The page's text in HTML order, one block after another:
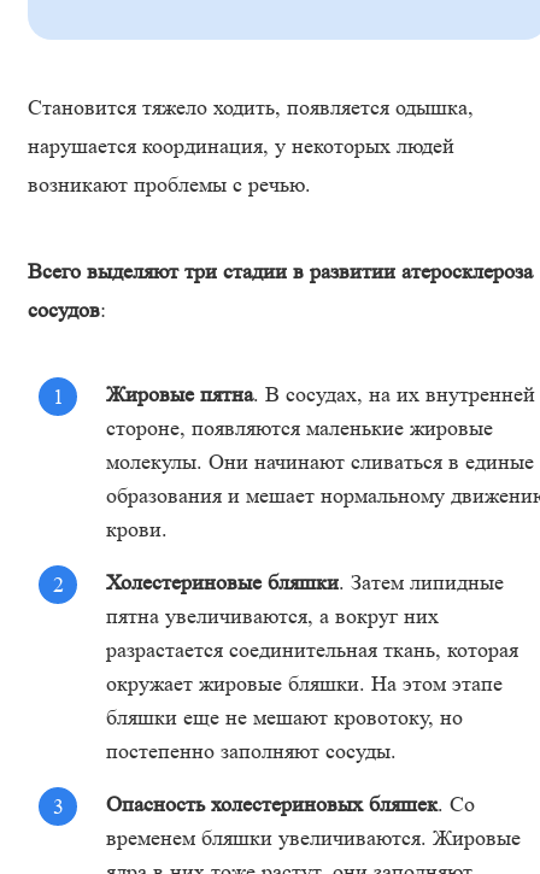
Становится тяжело ходить, появляется одышка,
нарушается координация, у некоторых людей
возникают проблемы с речью.
Всего выделяют три стадии в развитии атеросклероза
сосудов:
Жировые пятна. В сосудах, на их внутренней
стороне, появляются маленькие жировые
молекулы. Они начинают сливаться в единые
образования и мешает нормальному
крови.
Холестериновые бляшки. Затем липидные
пятна увеличиваются, а вокруг них
разрастается соединительная ткань, которая
окружает жировые бляшки. На этом этапе
бляшки еще не мешают кровотоку, но
постепенно заполняют сосуды.
Опасность холестериновых бляшек. Со
временем бляшки увеличиваются. Жировые